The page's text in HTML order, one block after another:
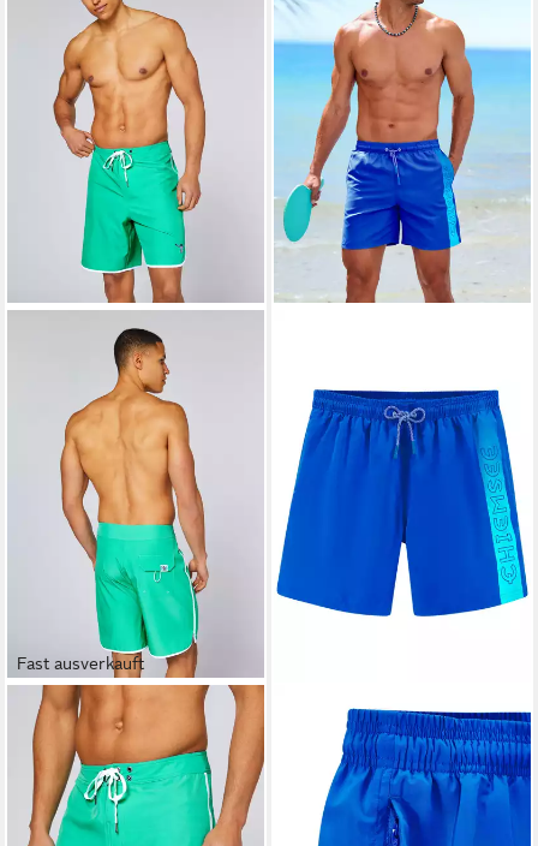
Fast ausverkauft
CHIEMSEE
Badeshorts
34,95 € UVP49,95 €
-30%
lieferbar - in 8-10 Werktagen bei
dir
CHIEMSEE
Badehose mit Logoschriftzug
44,99 €
lieferbar - in 1-2 Werktagen bei dir